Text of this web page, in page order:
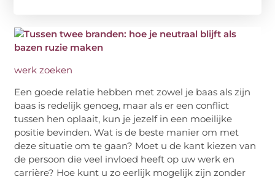
werk zoeken
Een goede relatie hebben met zowel je baas als zijn
baas is redelijk genoeg, maar als er een conflict
tussen hen oplaait, kun je jezelf in een moeilijke
positie bevinden. Wat is de beste manier om met
deze situatie om te gaan? Moet u de kant kiezen van
de persoon die veel invloed heeft op uw werk en
carrière? Hoe kunt u zo eerlijk mogelijk zijn zonder